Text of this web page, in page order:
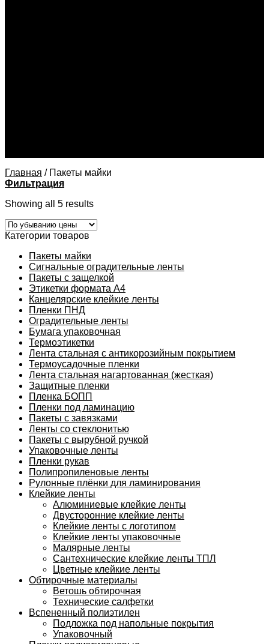
Главная /Пакеты майки
Фильтрация
Showing all 5 results
Категории товаров
Пакеты майки
Сигнальные оградительные ленты
Пакеты с защелкой
Этикетки формата А4
Канцелярские клейкие ленты
Пленки ПНД
Оградительные ленты
Бумага упаковочная
Термоэтикетки
Лента стальная с антикорозийным покрытием
Термоусадочные пленки
Лента стальная нагартованная (жесткая)
Защитные пленки
Пленка БОПП
Пленки под ламинацию
Пакеты с завязками
Ленты со стеклонитью
Пакеты с вырубной ручкой
Упаковочные ленты
Пленки рукав
Полипропиленовые ленты
Рулонные плёнки для ламинирования
Клейкие ленты
Алюминиевые клейкие ленты
Двусторонние клейкие ленты
Клейкие ленты с логотипом
Клейкие ленты упаковочные
Малярные ленты
Сантехнические клейкие ленты ТПЛ
Цветные клейкие ленты
Обтирочные материалы
Ветошь обтирочная
Технические салфетки
Вспененный полиэтилен
Подложка под напольные покрытия
Упаковочный